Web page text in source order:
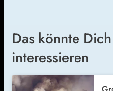
Das könnte
interessieren